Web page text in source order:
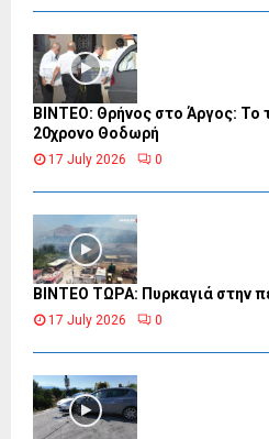
ΒΙΝΤΕΟ: Θρήνος στο Άργος: Το
20χρονο Θοδωρή
17 July 2026 0
ΒΙΝΤΕΟ ΤΩΡΑ: Πυρκαγιά στην
17 July 2026 0